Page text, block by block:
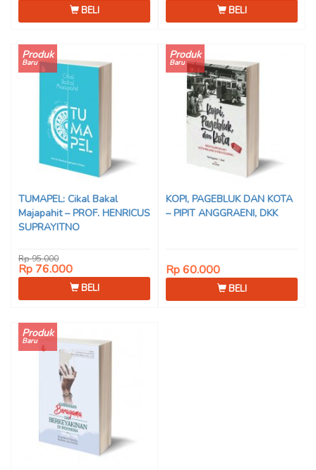
BELI BELI
Produk
Baru
TUMAPEL: Cikal Bakal
Majapahit – PROF. HENRICUS
SUPRAYITNO
Rp 95.000
Rp 76.000
BELI
Produk
Baru
KOPI, PAGEBLUK DAN KOTA
– PIPIT ANGGRAENI, DKK
Rp 60.000
BELI
Produk
Baru